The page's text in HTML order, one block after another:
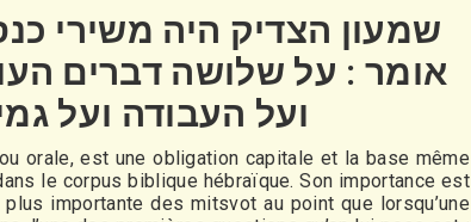
שמעון הצדיק היה משירי
אומר : על שלושה דברים
ועל העבודה ועל
orale, est une obligation capitale et la base même
le corpus biblique hébraïque. Son importance est
importante des mitsvot au point que lorsqu’une